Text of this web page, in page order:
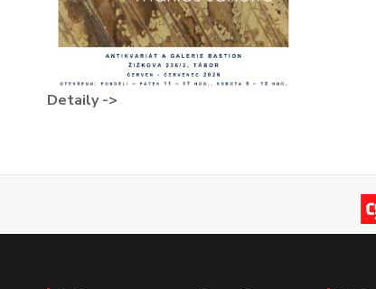
Detaily ->